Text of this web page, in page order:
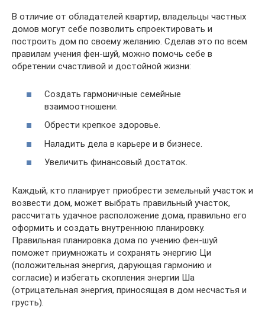
В отличие от обладателей квартир, владельцы частных
домов могут себе позволить спроектировать и
построить дом по своему желанию. Сделав это по всем
правилам учения фен-шуй, можно помочь себе в
обретении счастливой и достойной жизни:
Создать гармоничные семейные
взаимоотношени.
Обрести крепкое здоровье.
Наладить дела в карьере и в бизнесе.
Увеличить финансовый достаток.
Каждый, кто планирует приобрести земельный участок и
возвести дом, может выбрать правильный участок,
рассчитать удачное расположение дома, правильно его
оформить и создать внутреннюю планировку.
Правильная планировка дома по учению фен-шуй
поможет приумножать и сохранять энергию Ци
(положительная энергия, дарующая гармонию и
согласие) и избегать скопления энергии Ша
(отрицательная энергия, приносящая в дом несчастья и
грусть).